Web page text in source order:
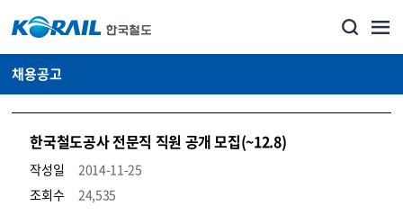
채용공고
한국철도공사 전문직 직원 공개 모집(~12.8)
작성일
2014-11-25
조회수
24,535